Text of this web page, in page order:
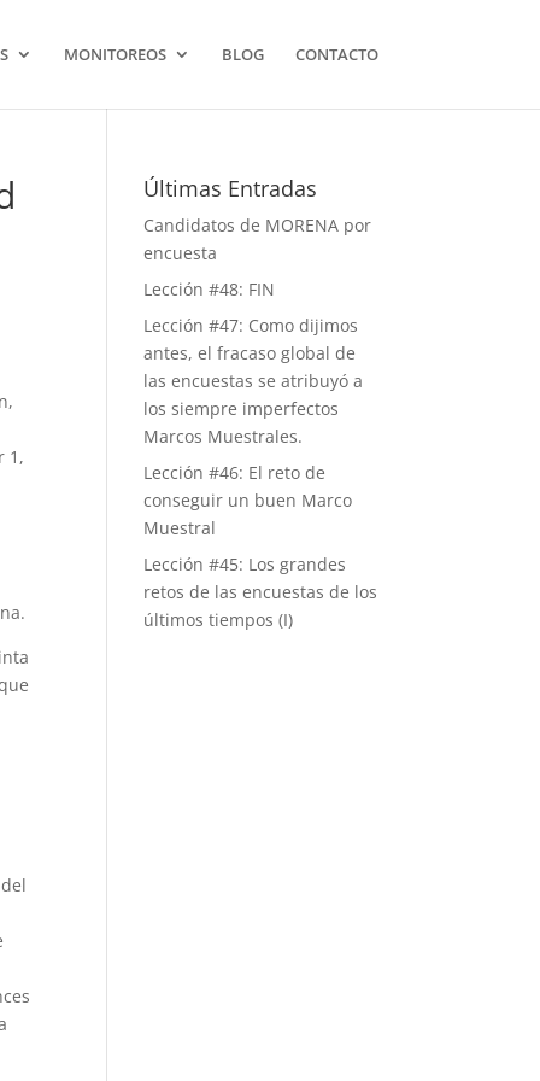
MONITOREOS BLOG CONTACTO
1,
Últimas Entradas
Candidatos de MORENA por
encuesta
Lección #48: FIN
Lección #47: Como dijimos
antes, el fracaso global de
las encuestas se atribuyó a
los siempre imperfectos
Marcos Muestrales.
Lección #46: El reto de
conseguir un buen Marco
Muestral
Lección #45: Los grandes
retos de las encuestas de los
últimos tiempos (I)